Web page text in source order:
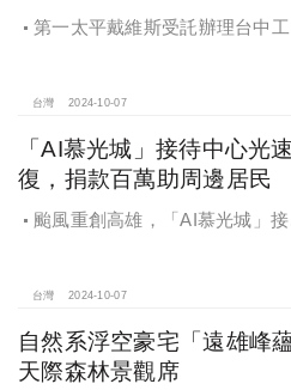
第一太平戴維斯受託辦理台中工
價率5％。
台灣 2024-10-07
「AI慕光城」接待中心光
復，捐款百萬助周邊居民
颱風重創高雄，「AI慕光城」接
民復原家園
台灣 2024-10-07
自然系浮空豪宅「遠雄峰蘊
天際森林景觀席